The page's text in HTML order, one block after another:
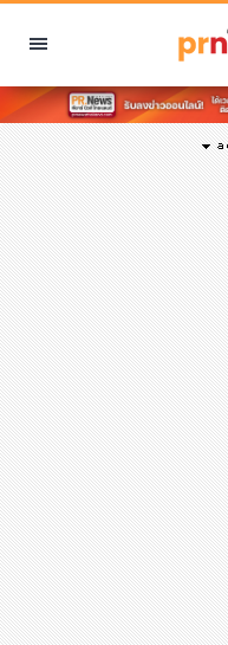
หมวดหมู่
พีอาร์ นิวส์ไวร์
สินค้า, บริการ
โปรโมชั่น
งานอีเว้นท์
รีวิว
บันเทิง
นักแสดง, นักร้อง, โมเดล
อินฟลูเอนเซอร์
ไลฟ์สไตล์
ความงาม
แฟชั่น
สุขภาพ
กีฬา
อาหาร, เครื่องดื่ม